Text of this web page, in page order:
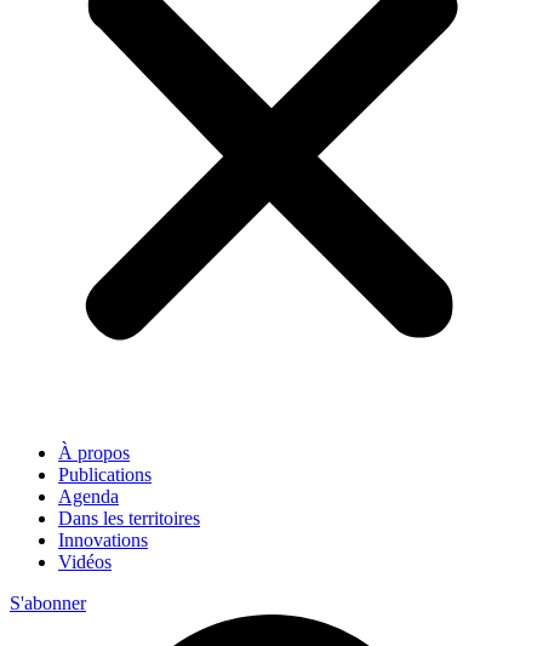
À propos
Publications
Agenda
Dans les territoires
Innovations
Vidéos
S'abonner